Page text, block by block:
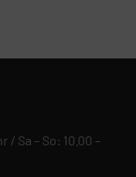
/ Sa – So: 10.00 –